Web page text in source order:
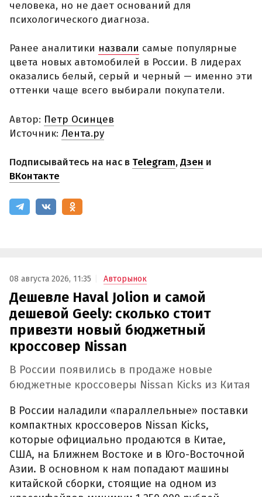
человека, но не дает оснований для
психологического диагноза.
Ранее аналитики назвали самые популярные
цвета новых автомобилей в России. В лидерах
оказались белый, серый и черный — именно эти
оттенки чаще всего выбирали покупатели.
Автор: Петр Осинцев
Источник: Лента.ру
Подписывайтесь на нас в Telegram,Дзен и
ВКонтакте
08 августа 2026, 11:35 Авторынок
Дешевле Haval Jolion и самой
дешевой Geely: сколько стоит
привезти новый бюджетный
кроссовер Nissan
В России появились в продаже новые
бюджетные кроссоверы Nissan Kicks из Китая
В России наладили «параллельные» поставки
компактных кроссоверов Nissan Kicks,
которые официально продаются в Китае,
США, на Ближнем Востоке и в Юго-Восточной
Азии. В основном к нам попадают машины
китайской сборки, стоящие на одном из